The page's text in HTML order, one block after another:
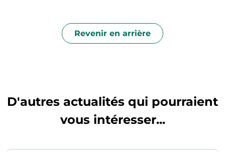
Revenir en arrière
D'autres actualités qui pourraient
vous intéresser...